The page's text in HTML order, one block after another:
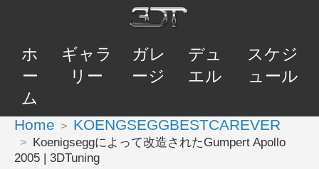
ホ
ー
ム
ギャラ
リー
ガレ
ージ
デュ
エル
スケジ
ュール
Home KOENGSEGGBESTCAREVER
Koenigseggによって改造されたGumpert Apollo
2005 | 3DTuning